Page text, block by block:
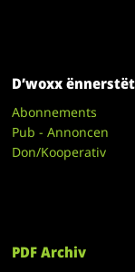
D’woxx
Abonnements
Pub - Annoncen
Don/Kooperativ
PDF Archiv